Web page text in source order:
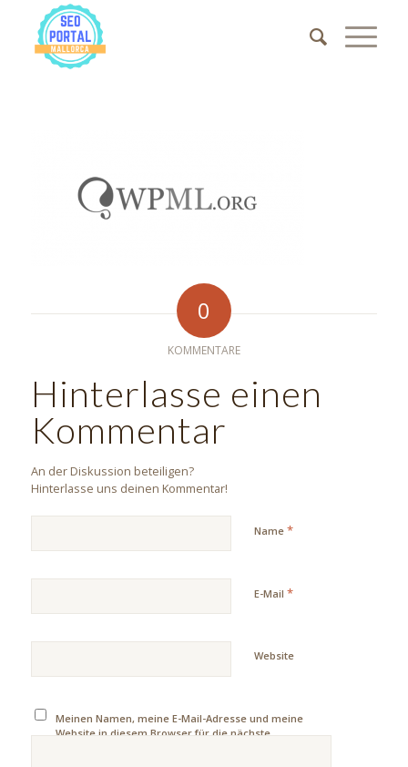
0
KOMMENTARE
Hinterlasse einen
Kommentar
An der Diskussion beteiligen?
Hinterlasse uns deinen Kommentar!
Name *
E-Mail *
Website
Meinen Namen, meine E-Mail-Adresse und meine
Website in diesem Browser für die nächste